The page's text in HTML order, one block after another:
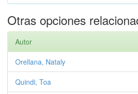
Otras opciones
Autor
Orellana, Nataly
Quindi, Toa